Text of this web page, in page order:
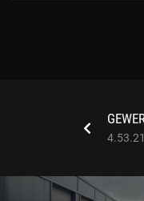
4.53.21